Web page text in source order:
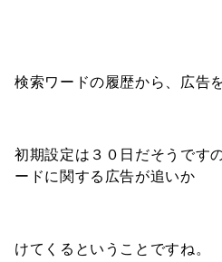
検索ワードの履歴から、広告
初期設定は３０日だそうです
ードに関する広告が追いか
けてくるということですね。